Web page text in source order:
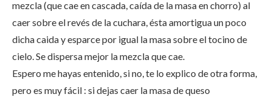
mezcla (que cae en cascada, caída de la masa en chorro) al
caer sobre el revés de la cuchara, ésta amortigua un poco
dicha caida y esparce por igual la masa sobre el tocino de
cielo. Se dispersa mejor la mezcla que cae.
Espero me hayas entenido, si no, te lo explico de otra forma,
pero es muy fácil : si dejas caer la masa de queso